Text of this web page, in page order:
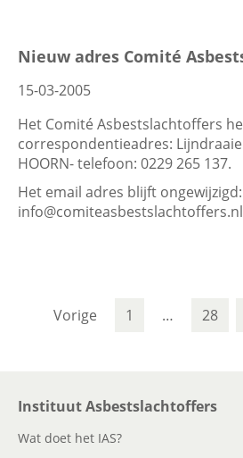
Nieuw adres Comité
15-03-2005
Het Comité Asbestslachtoffers
correspondentieadres:
HOORN- telefoon: 0229 265 137.
Het email adres blijft ongewijzigd:
info@comiteasbestslachtoffers.nl
Vorige 1 … 28
Instituut Asbestslachtoffers
Wat doet het IAS?